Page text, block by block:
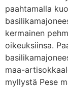
paahtamalla
kermainen
oikeuksiinsa.
maa-
myllystä Pese